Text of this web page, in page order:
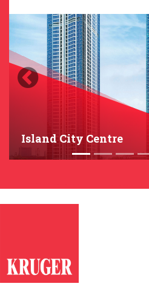
Island City Centre
Previous